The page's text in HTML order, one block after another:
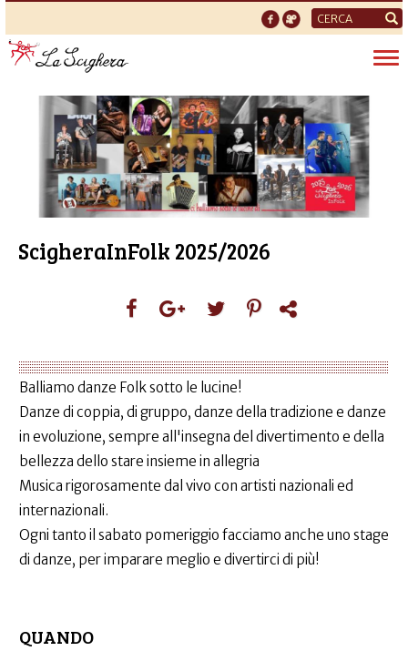
Form
di
ricerca
ScigheraInFolk 2025/2026
Balliamo danze Folk sotto le lucine!
Danze di coppia, di gruppo, danze della tradizione e danze
in evoluzione, sempre all'insegna del divertimento e della
bellezza dello stare insieme in allegria
Musica rigorosamente dal vivo con artisti nazionali ed
internazionali.
Ogni tanto il sabato pomeriggio facciamo anche uno stage
di danze, per imparare meglio e divertirci di più!
QUANDO